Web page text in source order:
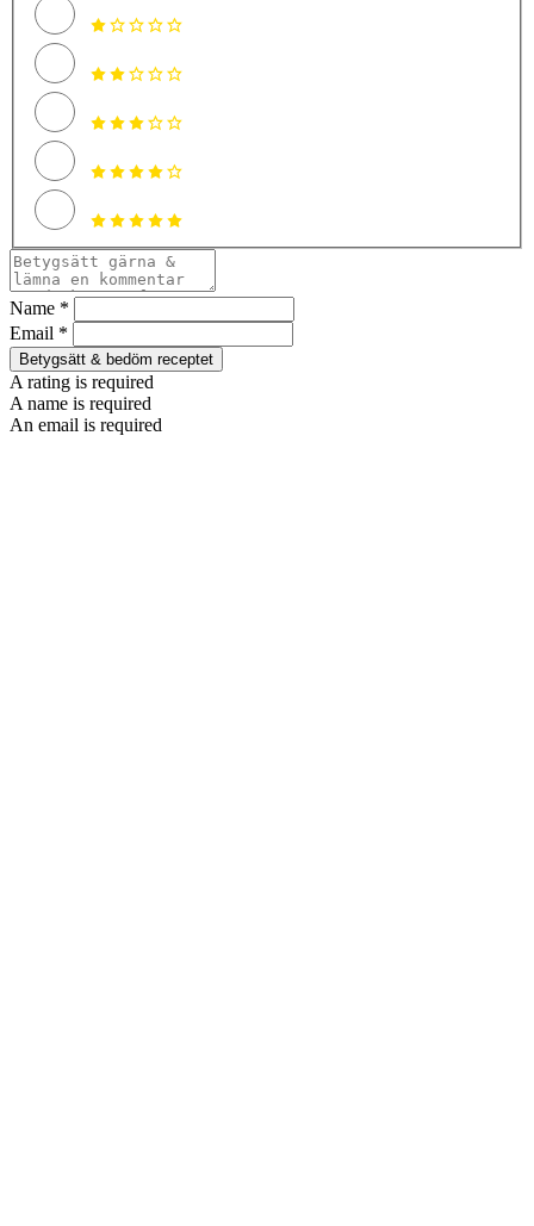
Name *
Email *
Betygsätt & bedöm receptet
A rating is required
A name is required
An email is required